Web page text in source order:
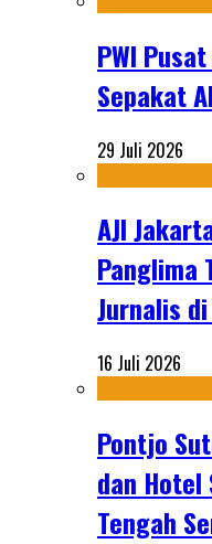
PWI
Sepakat
29 Juli 2026
AJI
Panglima
Jurnalis
16 Juli 2026
Pontjo
dan Hotel
Tengah